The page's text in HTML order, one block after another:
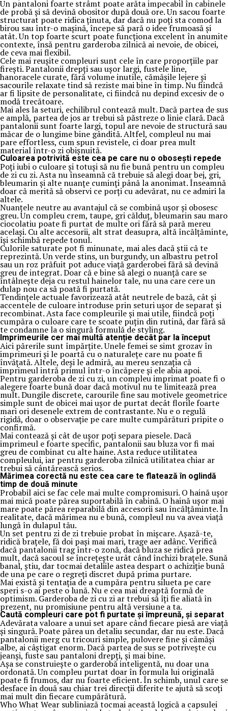
Un pantaloni foarte strâmt poate arăta impecabil în cabinele
de probă și să devină obositor după două ore. Un sacou foarte
structurat poate ridica ținuta, dar dacă nu poți sta comod la
birou sau într-o mașină, începe să pară o idee frumoasă și
atât. Un top foarte scurt poate funcționa excelent în anumite
contexte, însă pentru garderoba zilnică ai nevoie, de obicei,
de ceva mai flexibil.
Cele mai reușite compleuri sunt cele în care proporțiile par
firești. Pantalonii drepți sau ușor largi, fustele line,
hanoracele curate, fără volume inutile, cămășile lejere și
sacourile relaxate tind să reziste mai bine în timp. Nu fiindcă
ar fi lipsite de personalitate, ci fiindcă nu depind excesiv de o
modă trecătoare.
Mai ales la seturi, echilibrul contează mult. Dacă partea de sus
e amplă, partea de jos ar trebui să păstreze o linie clară. Dacă
pantalonii sunt foarte largi, topul are nevoie de structură sau
măcar de o lungime bine gândită. Altfel, compleul nu mai
pare effortless, cum spun revistele, ci doar prea mult
material într-o zi obișnuită.
Culoarea potrivită este cea pe care nu o obosești repede
Poți iubi o culoare și totuși să nu fie bună pentru un compleu
de zi cu zi. Asta nu înseamnă că trebuie să alegi doar bej, gri,
bleumarin și alte nuanțe cuminți până la anonimat. Înseamnă
doar că merită să observi ce porți cu adevărat, nu ce admiri la
altele.
Nuanțele neutre au avantajul că se combină ușor și obosesc
greu. Un compleu crem, taupe, gri călduț, bleumarin sau maro
ciocolatiu poate fi purtat de multe ori fără să pară mereu
același. Cu alte accesorii, alt strat deasupra, altă încălțăminte,
își schimbă repede tonul.
Culorile saturate pot fi minunate, mai ales dacă știi că te
reprezintă. Un verde stins, un burgundy, un albastru petrol
sau un roz prăfuit pot aduce viață garderobei fără să devină
greu de integrat. Doar că e bine să alegi o nuanță care se
întâlnește deja cu restul hainelor tale, nu una care cere un
dulap nou ca să poată fi purtată.
Tendințele actuale favorizează atât neutrele de bază, cât și
accentele de culoare introduse prin seturi ușor de separat și
recombinat. Asta face compleurile și mai utile, fiindcă poți
cumpăra o culoare care te scoate puțin din rutină, dar fără să
te condamne la o singură formulă de styling.
Imprimeurile cer mai multă atenție decât par la început
Aici părerile sunt împărțite. Unele femei se simt grozav în
imprimeuri și le poartă cu o naturalețe care nu poate fi
învățată. Altele, deși le admiră, au mereu senzația că
imprimeul intră primul într-o încăpere și ele abia apoi.
Pentru garderoba de zi cu zi, un compleu imprimat poate fi o
alegere foarte bună doar dacă motivul nu te limitează prea
mult. Dungile discrete, carourile fine sau motivele geometrice
simple sunt de obicei mai ușor de purtat decât florile foarte
mari ori desenele extrem de contrastante. Nu e o regulă
rigidă, doar o observație pe care multe cumpărături pripite o
confirmă.
Mai contează și cât de ușor poți separa piesele. Dacă
imprimeul e foarte specific, pantalonii sau bluza vor fi mai
greu de combinat cu alte haine. Asta reduce utilitatea
compleului, iar pentru garderoba zilnică utilitatea chiar ar
trebui să cântărească serios.
Mărimea corectă nu este cea care te flatează în oglindă
timp de două minute
Probabil aici se fac cele mai multe compromisuri. O haină ușor
mai mică poate părea suportabilă în cabină. O haină ușor mai
mare poate părea reparabilă din accesorii sau încălțăminte. În
realitate, dacă mărimea nu e bună, compleul nu va avea viață
lungă în dulapul tău.
Un set pentru zi de zi trebuie probat în mișcare. Așază-te,
ridică brațele, fă doi pași mai mari, trage aer adânc. Verifică
dacă pantalonii trag într-o zonă, dacă bluza se ridică prea
mult, dacă sacoul se încrețește urât când închizi brațele. Sună
banal, știu, dar tocmai detaliile astea despart o achiziție bună
de una pe care o regreți discret după prima purtare.
Mai există și tentația de a cumpăra pentru silueta pe care
speri s-o ai peste o lună. Nu e cea mai dreaptă formă de
optimism. Garderoba de zi cu zi ar trebui să îți fie aliată în
prezent, nu promisiune pentru altă versiune a ta.
Caută compleuri care pot fi purtate și împreună, și separat
Adevărata valoare a unui set apare când fiecare piesă are viață
și singură. Poate părea un detaliu secundar, dar nu este. Dacă
pantalonii merg cu tricouri simple, pulovere fine și cămăși
albe, ai câștigat enorm. Dacă partea de sus se potrivește cu
jeanși, fuste sau pantaloni drepți, și mai bine.
Așa se construiește o garderobă inteligentă, nu doar una
ordonată. Un compleu purtat doar în formula lui originală
poate fi frumos, dar nu foarte eficient. În schimb, unul care se
desface în două sau chiar trei direcții diferite te ajută să scoți
mai mult din fiecare cumpărătură.
Who What Wear subliniază tocmai această logică a capsulei